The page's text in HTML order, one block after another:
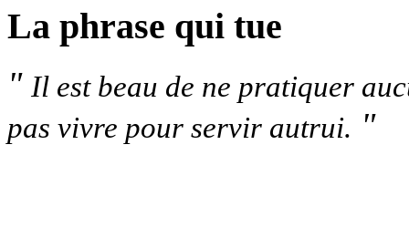
La phrase qui tue
" Il est beau de ne pratiquer
pas vivre pour servir autrui. "